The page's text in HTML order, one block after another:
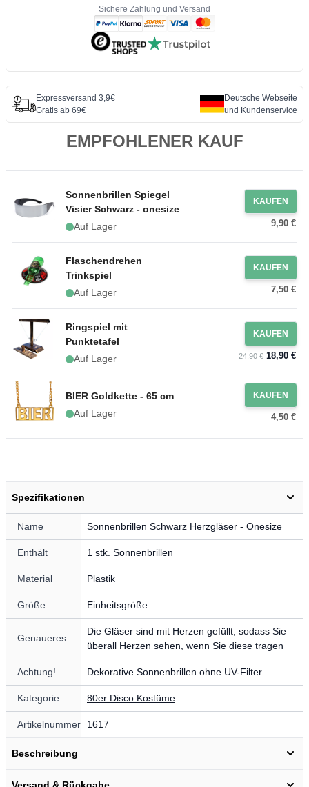
Sichere Zahlung und Versand
Expressversand 3,9€
Gratis ab 69€
Deutsche Webseite
und Kundenservice
EMPFOHLENER KAUF
Sonnenbrillen Spiegel
Visier Schwarz - onesize
Auf Lager
KAUFEN
9,90 €
Flaschendrehen
Trinkspiel
Auf Lager
KAUFEN
7,50 €
Ringspiel mit
Punktetafel
Auf Lager
KAUFEN
24,90 €18,90 €
BIER Goldkette - 65 cm
Auf Lager
KAUFEN
4,50 €
Spezifikationen
Name Sonnenbrillen Schwarz Herzgläser - Onesize
Enthält 1 stk. Sonnenbrillen
Material Plastik
Größe Einheitsgröße
Genaueres
Die Gläser sind mit Herzen gefüllt, sodass Sie
überall Herzen sehen, wenn Sie diese tragen
Achtung! Dekorative Sonnenbrillen ohne UV-Filter
Kategorie 80er Disco Kostüme
Artikelnummer 1617
Beschreibung
Versand & Rückgabe